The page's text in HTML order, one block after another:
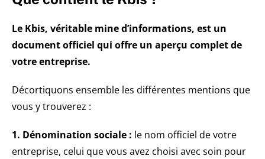
Le Kbis, véritable mine d’informations, est un
document officiel qui offre un aperçu complet de
votre entreprise.
Décortiquons ensemble les différentes mentions que
vous y trouverez :
1. Dénomination sociale : le nom officiel de votre
entreprise, celui que vous avez choisi avec soin pour